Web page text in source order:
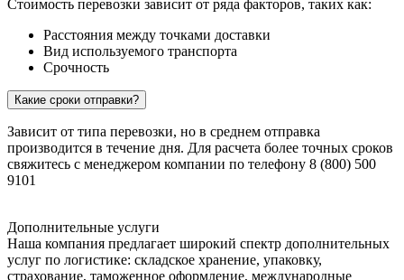
Стоимость перевозки зависит от ряда факторов, таких как:
Расстояния между точками доставки
Вид используемого транспорта
Срочность
Какие сроки отправки?
Зависит от типа перевозки, но в среднем отправка
производится в течение дня. Для расчета более точных сроков
свяжитесь с менеджером компании по телефону 8 (800) 500
9101
Дополнительные услуги
Наша компания предлагает широкий спектр дополнительных
услуг по логистике: складское хранение, упаковку,
страхование, таможенное оформление, международные